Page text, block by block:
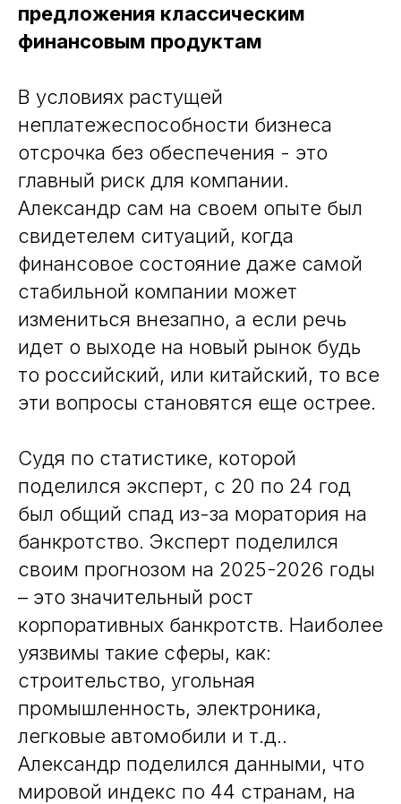
предложения классическим
финансовым продуктам
В условиях растущей
неплатежеспособности бизнеса
отсрочка без обеспечения - это
главный риск для компании.
Александр сам на своем опыте был
свидетелем ситуаций, когда
финансовое состояние даже самой
стабильной компании может
измениться внезапно, а если речь
идет о выходе на новый рынок будь
то российский, или китайский, то все
эти вопросы становятся еще острее.
Судя по статистике, которой
поделился эксперт, с 20 по 24 год
был общий спад из-за моратория на
банкротство. Эксперт поделился
своим прогнозом на 2025-2026 годы
– это значительный рост
корпоративных банкротств. Наиболее
уязвимы такие сферы, как:
строительство, угольная
промышленность, электроника,
легковые автомобили и т.д..
Александр поделился данными, что
мировой индекс по 44 странам, на